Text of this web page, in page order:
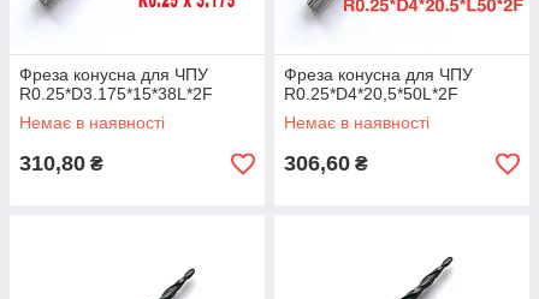
Фреза конусна для ЧПУ
R0.25*D3.175*15*38L*2F
Немає в наявності
310,80 ₴
Фреза конусна для ЧПУ
R0.25*D4*20,5*50L*2F
Немає в наявності
306,60 ₴